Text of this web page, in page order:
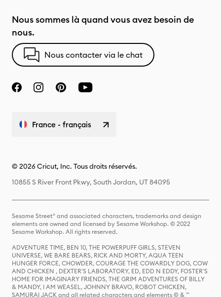
Nous sommes là quand vous avez besoin de
nous.
Nous contacter via le chat
France - français
© 2026 Cricut, Inc. Tous droits réservés.
10855 S River Front Pkwy, South Jordan, UT 84095
Sesame Street® and associated characters, trademarks and design
elements are owned and licensed by Sesame Workshop. © 2022
Sesame Workshop. All rights reserved.
ADVENTURE TIME, BEN 10, THE POWERPUFF GIRLS, STEVEN
UNIVERSE, WE BARE BEARS, RICK AND MORTY, AQUA TEEN
HUNGER FORCE, CHOWDER, COURAGE THE COWARDLY DOG, COW
AND CHICKEN , DEXTER'S LABORATORY, ED, EDD N EDDY, FOSTER'S
HOME FOR IMAGINARY FRIENDS, THE GRIM ADVENTURES OF BILLY
& MANDY, I AM WEASEL, JOHNNY BRAVO, ROBOT CHICKEN,
SAMURAI JACK and all related characters and elements © & ™